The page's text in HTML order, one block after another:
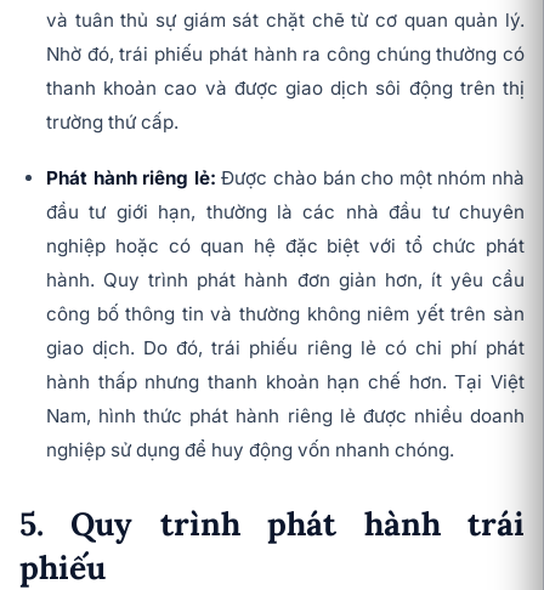
và tuân thủ sự giám sát chặt chẽ từ cơ quan quản lý.
Nhờ đó, trái phiếu phát hành ra công chúng thường có
thanh khoản cao và được giao dịch sôi động trên thị
trường thứ cấp.
Phát hành riêng lẻ:Được chào bán cho một nhóm nhà
đầu tư giới hạn, thường là các nhà đầu tư chuyên
nghiệp hoặc có quan hệ đặc biệt với tổ chức phát
hành. Quy trình phát hành đơn giản hơn, ít yêu cầu
công bố thông tin và thường không niêm yết trên sàn
giao dịch. Do đó, trái phiếu riêng lẻ có chi phí phát
hành thấp nhưng thanh khoản hạn chế hơn. Tại Việt
Nam, hình thức phát hành riêng lẻ được nhiều doanh
nghiệp sử dụng để huy động vốn nhanh chóng.
5. Quy trình phát hành trái
phiếu